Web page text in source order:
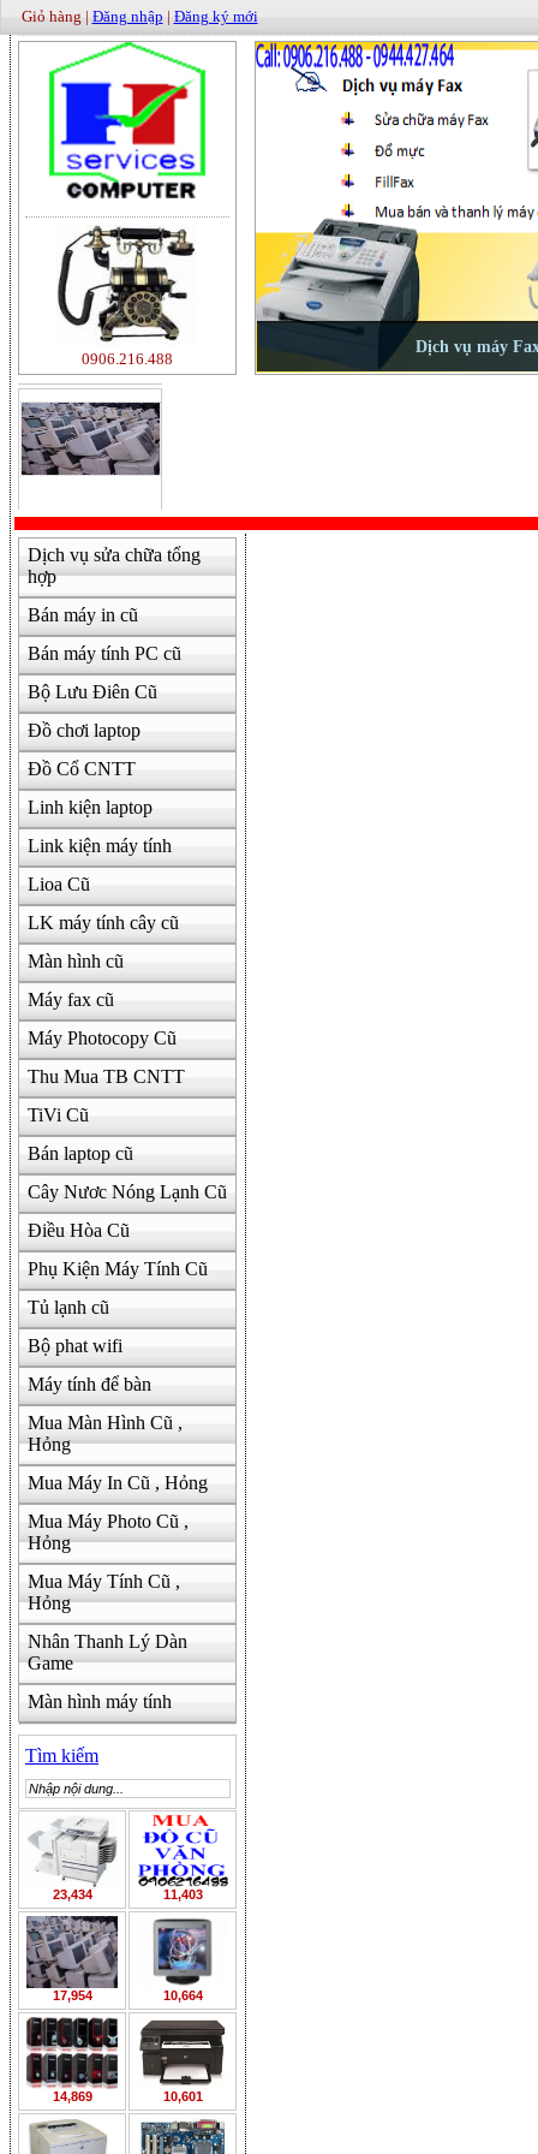
Giỏ hàng | Đăng nhập | Đăng ký mới
0906.216.488
500000
Dịch vụ sửa chữa tổng
hợp
Bán máy in cũ
Bán máy tính PC cũ
Bộ Lưu Điên Cũ
Đồ chơi laptop
Đồ Cổ CNTT
Linh kiện laptop
Link kiện máy tính
Lioa Cũ
LK máy tính cây cũ
Màn hình cũ
Máy fax cũ
Máy Photocopy Cũ
Thu Mua TB CNTT
TiVi Cũ
Bán laptop cũ
Cây Nươc Nóng Lạnh Cũ
Điều Hòa Cũ
Phụ Kiện Máy Tính Cũ
Tủ lạnh cũ
Bộ phat wifi
Máy tính để bàn
Mua Màn Hình Cũ ,
Hỏng
Mua Máy In Cũ , Hỏng
Mua Máy Photo Cũ ,
Hỏng
Mua Máy Tính Cũ ,
Hỏng
Nhân Thanh Lý Dàn
Game
Màn hình máy tính
Tìm kiếm
23,434 11,403
17,954 10,664
14,869 10,601